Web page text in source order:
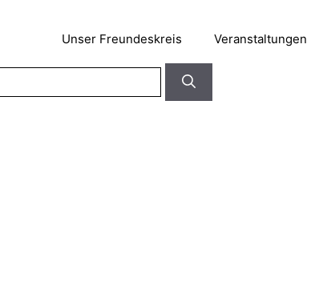
Unser Freundeskreis Veranstaltungen